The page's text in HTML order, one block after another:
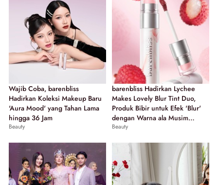
Wajib Coba, barenbliss
Hadirkan Koleksi Makeup Baru
'Aura Mood' yang Tahan Lama
hingga 36 Jam
Beauty
barenbliss Hadirkan Lychee
Makes Lovely Blur Tint Duo,
Produk Bibir untuk Efek 'Blur'
dengan Warna ala Musim
Gugur
Beauty